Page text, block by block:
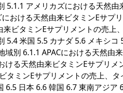
5.1.1 アメリカズにおける天然由
おける天然由来ビタミンEサプ
ビタミンEサプリメントの売上
米国 5.5 カナダ 5.6 メキシコ
別 6.1.1 APACにおける天然由
ける天然由来ビタミンEサプリメ
ミンEサプリメントの売上、タ
日本 6.6 韓国 6.7 東南アジア